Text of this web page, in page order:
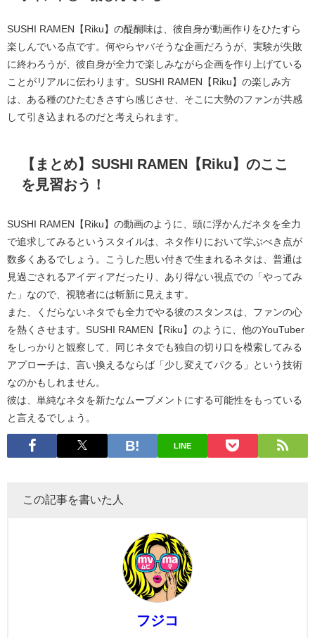
SUSHI RAMEN【Riku】の醍醐味は、彼自身が動画作りをひたすら
楽しんでいる点です。何やらヤバそうな企画だろうが、実験が失敗
に終わろうが、彼自身が全力で楽しみながら企画を作り上げている
ことがリアルに伝わります。SUSHI RAMEN【Riku】の楽しみ方
は、ある種のひたむきさすら感じさせ、そこに大勢のファンが共感
して引き込まれるのだと考えられます。
【まとめ】SUSHI RAMEN【Riku】のここ
を見習おう！
SUSHI RAMEN【Riku】の動画のように、頭に浮かんだネタを全力
で追求してみるというスタイルは、ネタ作りにおいて学ぶべき点が
数多くあるでしょう。こうした思い付きで生まれるネタは、普通は
見過ごされるアイディアだったり、あり得ない視点での「やってみ
た」なので、視聴者には斬新に見えます。
また、くだらないネタでも全力でやる彼のスタンスは、ファンの心
を熱くさせます。SUSHI RAMEN【Riku】のように、他のYouTuber
をしっかりと観察して、同じネタでも独自の切り口を模索してみる
アプローチは、言い換えるならば「少し変えてパクる」という技術
なのかもしれません。
彼は、単純なネタを新たなムーブメントにする可能性をもっている
と言えるでしょう。
LINE
この記事を書いた人
フジコ